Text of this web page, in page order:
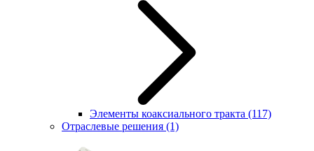
Элементы коаксиального тракта (117)
Отраслевые решения (1)